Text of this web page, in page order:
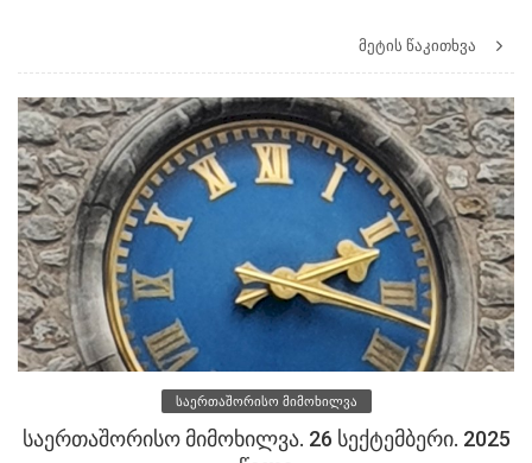
მეტის წაკითხვა
საერთაშორისო მიმოხილვა
საერთაშორისო მიმოხილვა. 26 სექტემბერი. 2025